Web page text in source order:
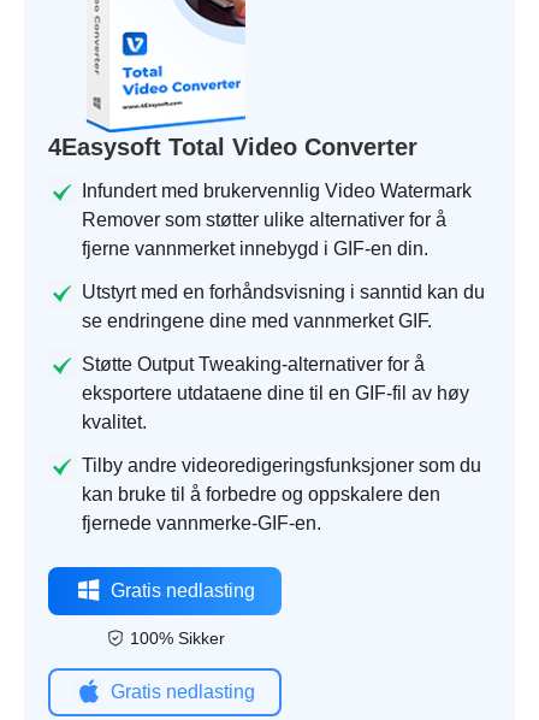
4Easysoft Total Video Converter
Infundert med brukervennlig Video Watermark
Remover som støtter ulike alternativer for å
fjerne vannmerket innebygd i GIF-en din.
Utstyrt med en forhåndsvisning i sanntid kan du
se endringene dine med vannmerket GIF.
Støtte Output Tweaking-alternativer for å
eksportere utdataene dine til en GIF-fil av høy
kvalitet.
Tilby andre videoredigeringsfunksjoner som du
kan bruke til å forbedre og oppskalere den
fjernede vannmerke-GIF-en.
Gratis nedlasting
100% Sikker
Gratis nedlasting